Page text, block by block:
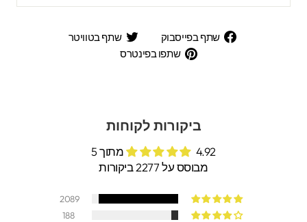
שתף בפייסבוק
שתף
בפייסבוק
שתף בטוויטר
שתפו בפינטרס
ביקורות לקוחות
4.92 מתוך 5
מבוסס על 2277 ביקורות
2089
188